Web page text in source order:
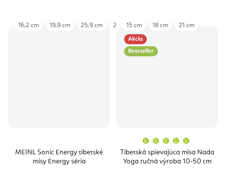
MEINL Sonic Energy tibetské
misy Energy séria
16,2 cm 19,9 cm 25,9 cm 28,9 cm 12.5 -13,5 cm
Akcia
Bestseller
Tibetská spievajúca misa Nada
Yoga ručná výroba 10-50 cm
produktu
je
5,0
15 cm 18 cm 21 cm